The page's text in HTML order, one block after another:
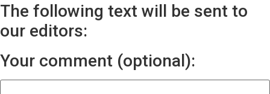
The following text will be sent to
our editors:
Your comment (optional):